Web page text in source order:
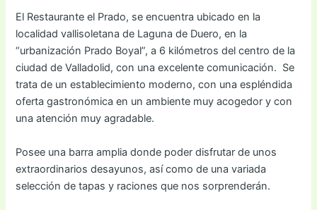
El Restaurante el Prado, se encuentra ubicado en la
localidad vallisoletana de Laguna de Duero, en la
“urbanización Prado Boyal”, a 6 kilómetros del centro de la
ciudad de Valladolid, con una excelente comunicación. Se
trata de un establecimiento moderno, con una espléndida
oferta gastronómica en un ambiente muy acogedor y con
una atención muy agradable.
Posee una barra amplia donde poder disfrutar de unos
extraordinarios desayunos, así como de una variada
selección de tapas y raciones que nos sorprenderán.